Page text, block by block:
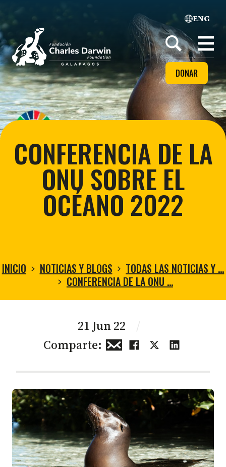
Home
ENG
Open
menu
DONAR
CONFERENCIA DE LA
ONU SOBRE EL
OCÉANO 2022
INICIO NOTICIAS Y BLOGS
TODAS LAS NOTICIAS Y …
CONFERENCIA DE LA ONU …
21 Jun 22
Comparte: